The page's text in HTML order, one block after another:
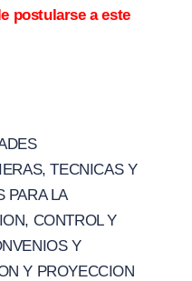
postularse a este
TECNICAS Y
PARA LA
CONTROL Y
Y
Y PROYECCION